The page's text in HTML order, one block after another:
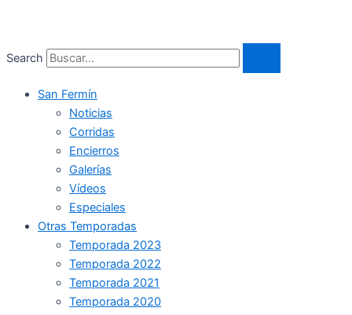
Search
San Fermín
Noticias
Corridas
Encierros
Galerías
Vídeos
Especiales
Otras Temporadas
Temporada 2023
Temporada 2022
Temporada 2021
Temporada 2020